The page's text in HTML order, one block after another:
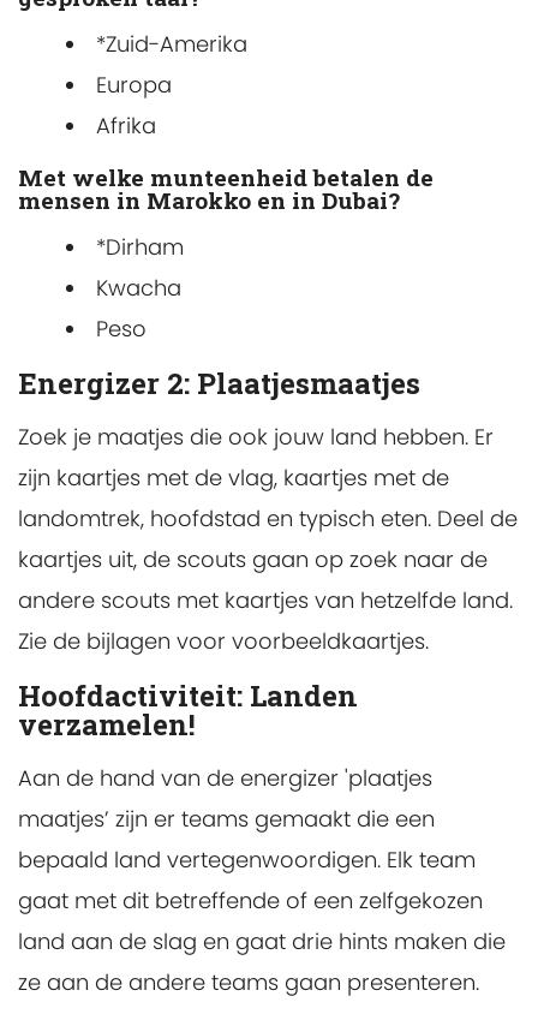
*Zuid-Amerika
Europa
Afrika
Met welke munteenheid betalen de
mensen in Marokko en in Dubai?
*Dirham
Kwacha
Peso
Energizer 2: Plaatjesmaatjes
Zoek je maatjes die ook jouw land hebben. Er
zijn kaartjes met de vlag, kaartjes met de
landomtrek, hoofdstad en typisch eten. Deel de
kaartjes uit, de scouts gaan op zoek naar de
andere scouts met kaartjes van hetzelfde land.
Zie de bijlagen voor voorbeeldkaartjes.
Hoofdactiviteit: Landen
verzamelen!
Aan de hand van de energizer 'plaatjes
maatjes’ zijn er teams gemaakt die een
bepaald land vertegenwoordigen. Elk team
gaat met dit betreffende of een zelfgekozen
land aan de slag en gaat drie hints maken die
ze aan de andere teams gaan presenteren.